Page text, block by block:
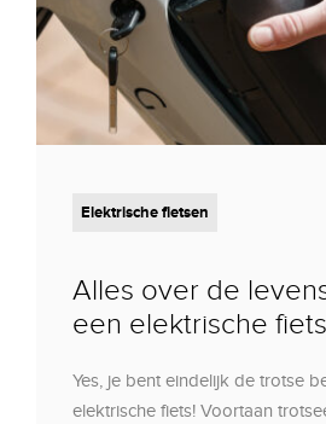
Elektrische fietsen
Alles over de
een elektrische fiets
Yes, je bent eindelijk de trotse
elektrische fiets! Voortaan